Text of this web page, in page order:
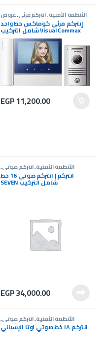
الأنظمة الأمنية,انتركم مرئى,عروض
انتركم
إنتركم مرئي كوماكس خط واحد
شامل التركيب Visual Commax
Intercom
EGP11,200.00
الأنظمة الأمنية,انتركم صوتى,
عروض انتركم
انتركم | انتركم صوتي 16 خط
SEVEN شامل التركيب
EGP34,000.00
الأنظمة الأمنية,انتركم صوتى,
عروض انتركم انتركم ١٨ خط صوتي اوتا الإسباني